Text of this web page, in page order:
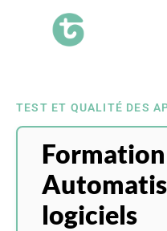
TEST ET QUALITÉ DES
logiciels